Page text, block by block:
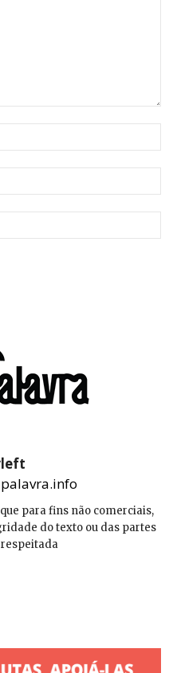
para fins não comerciais,
do texto ou das partes